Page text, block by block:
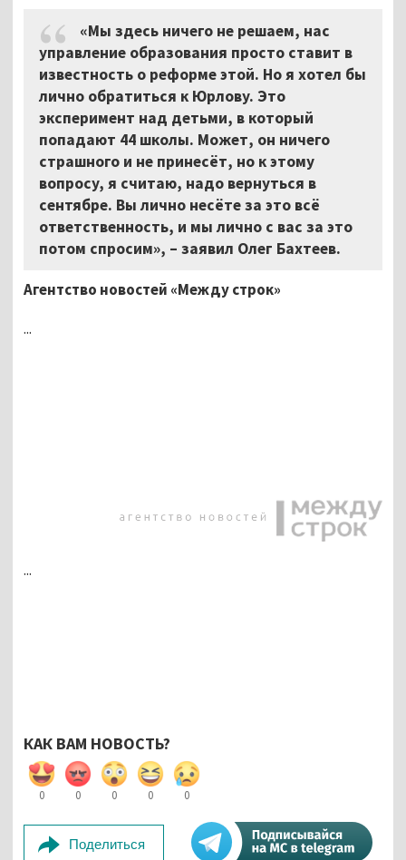
«Мы здесь ничего не решаем, нас
управление образования просто ставит в
известность о реформе этой. Но я хотел бы
лично обратиться к Юрлову. Это
эксперимент над детьми, в который
попадают 44 школы. Может, он ничего
страшного и не принесёт, но к этому
вопросу, я считаю, надо вернуться в
сентябре. Вы лично несёте за это всё
ответственность, и мы лично с вас за это
потом спросим», – заявил Олег Бахтеев.
Агентство новостей «Между строк»
...
...
КАК ВАМ НОВОСТЬ?
0 0 0 0 0
Поделиться